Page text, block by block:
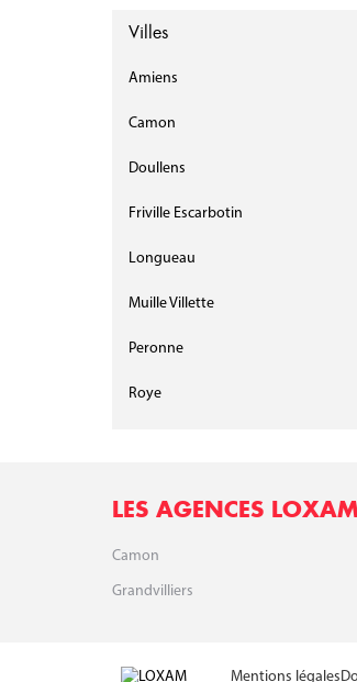
Villes
Amiens
Camon
Doullens
Friville Escarbotin
Longueau
Muille Villette
Peronne
Roye
LES AGENCES
Camon
Grandvilliers
Mentions légales